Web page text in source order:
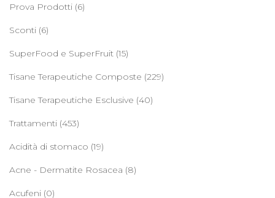
Prova Prodotti (6)
Sconti (6)
SuperFood e SuperFruit (15)
Tisane Terapeutiche Composte (229)
Tisane Terapeutiche Esclusive (40)
Trattamenti (453)
Acidità di stomaco (19)
Acne - Dermatite Rosacea (8)
Acufeni (0)